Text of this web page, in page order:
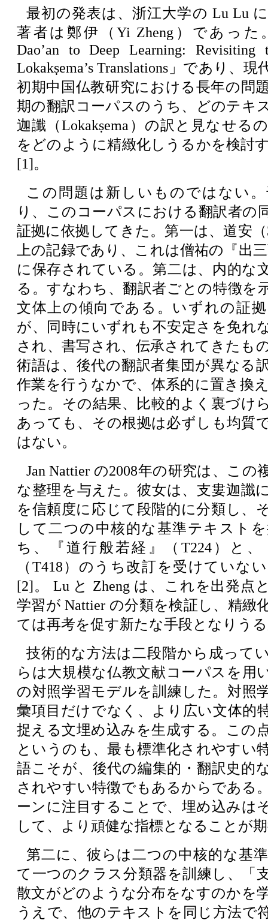
最初の発表は、浙江大学の Lu Lu
著者は鄭伊（Yi Zheng）であった
Dao’an to Deep Learning:
Lokakṣema’s Translations」であり、
初期中国仏教研究における長年の問
期の翻訳コーパスのうち、どのテキ
迦讖（Lokakṣema）の訳と見なせる
をどのように精緻化しうるかを検討
[1]。
この問題は新しいものではない
り、このコーパスにおける翻訳者の
証拠に依拠してきた。第一は、道安（
上の記録であり、これは僧祐の『出
に保存されている。第二は、内的な
る。すなわち、翻訳者ごとの特徴を
文体上の傾向である。いずれの証
が、同時にいずれも不安定さを免れ
され、書写され、伝承されてきたも
術語は、後代の翻訳者集団が異なる
作業を行うなかで、体系的に置き換
った。その結果、比較的よく裏づけ
あっても、その根拠は必ずしも均質
はない。
Jan Nattier の2008年の研究は、この
な整理を与えた。彼女は、支婁迦讖
を信頼度に応じて段階的に分類し、
して二つの中核的な基準テキスト
ち、『道行般若経』（T224）と
（T418）のうち改訂を受けていな
[2]。 Lu と Zheng は、これを出発点
学習が Nattier の分類を検証し、精緻
ては再考を促す新たな手段となりう
技術的な方法は二段階から成って
らは大規模な仏教文献コーパスを用
の対照学習モデルを訓練した。対照
彙項目だけでなく、より広い文体的
捉える文埋め込みを生成する。この
というのも、最も標準化されやすい
語こそが、後代の編集的・翻訳史的
されやすい特徴でもあるからである
ーンに注目することで、埋め込みは
して、より頑健な指標となることが
第二に、彼らは二つの中核的な基
て一つのクラス分類器を訓練し、「
散文がどのような分布をなすのかを
うえで、他のテキストを同じ方法で